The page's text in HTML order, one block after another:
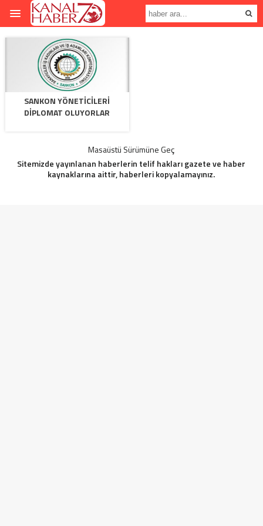
SANKON YÖNETİCİLERİ
DİPLOMAT OLUYORLAR
Masaüstü Sürümüne Geç
Sitemizde yayınlanan haberlerin telif hakları gazete ve haber
kaynaklarına aittir, haberleri kopyalamayınız.